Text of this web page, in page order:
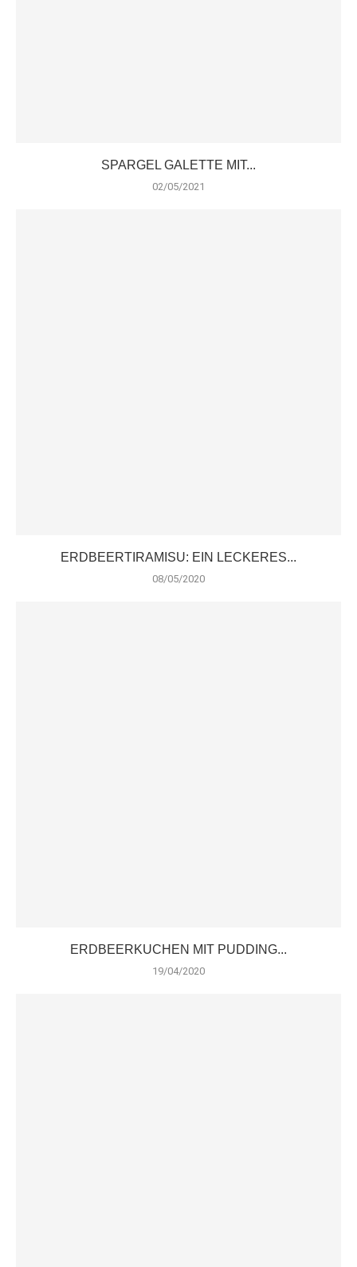
SPARGEL GALETTE MIT...
02/05/2021
ERDBEERTIRAMISU: EIN LECKERES...
08/05/2020
ERDBEERKUCHEN MIT PUDDING...
19/04/2020